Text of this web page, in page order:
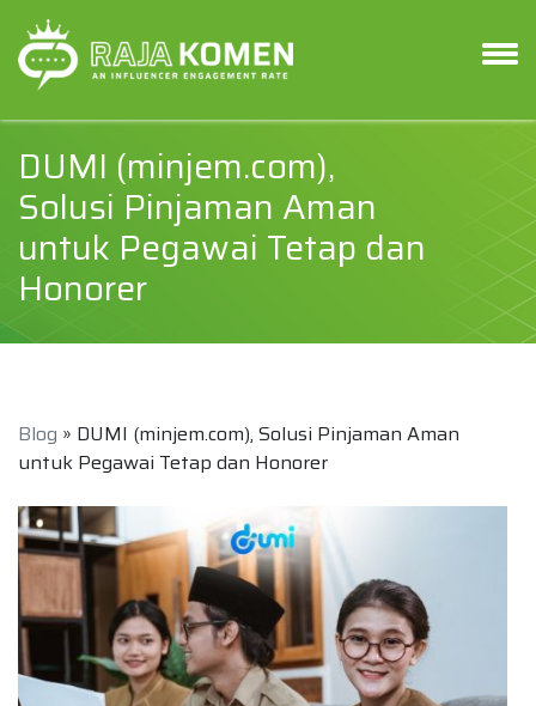
DUMI (minjem.com),
Solusi Pinjaman Aman
untuk Pegawai Tetap dan
Honorer
Blog » DUMI (minjem.com), Solusi Pinjaman Aman
untuk Pegawai Tetap dan Honorer